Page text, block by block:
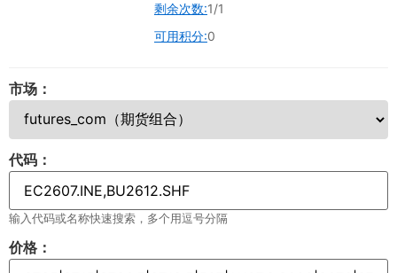
剩余次数:1/1
可用积分:0
市场：
代码：
输入代码或名称快速搜索，多个用逗号分隔
价格：